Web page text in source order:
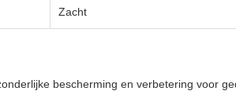
Zacht
bescherming en verbetering voor